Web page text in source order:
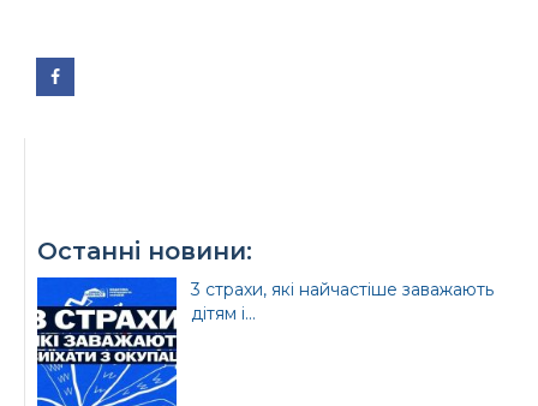
Останні новини:
3 страхи, які найчастіше заважають
дітям і...